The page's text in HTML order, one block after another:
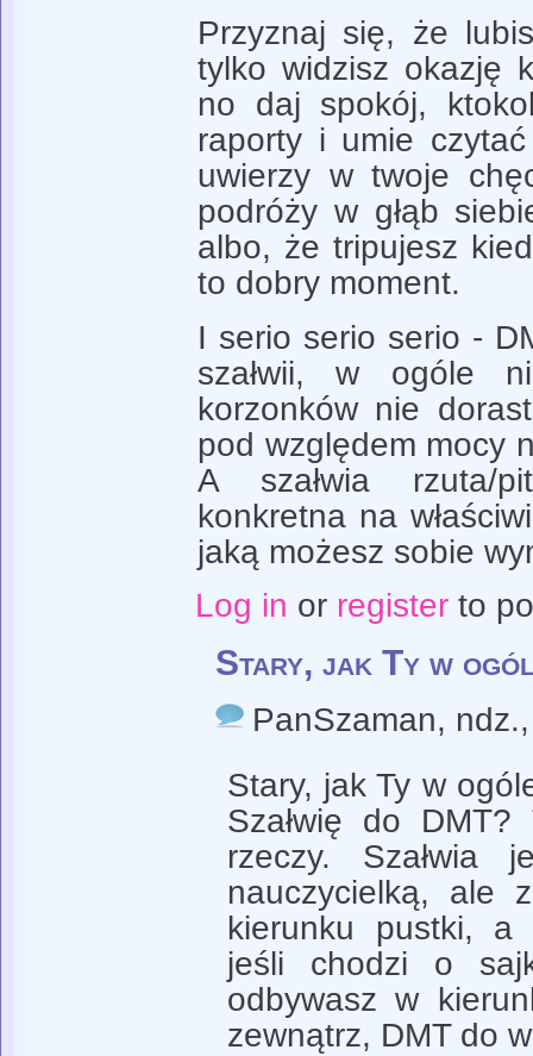
Przyznaj się, że
tylko widzisz okazję
no daj spokój,
raporty i umie
uwierzy w twoje
podróży w głąb
albo, że tripujesz
to dobry moment.
I serio serio serio -
szałwii, w ogóle
korzonków nie
pod względem mocy
A szałwia rzuta/
konkretna na
jaką możesz sobie
Log in or registerto
Stary, jak Ty w
PanSzaman,
Stary, jak Ty w
Szałwię do
rzeczy. Szałwia
nauczycielką, ale
kierunku pustki, a
jeśli chodzi o
odbywasz w
zewnątrz, DMT do